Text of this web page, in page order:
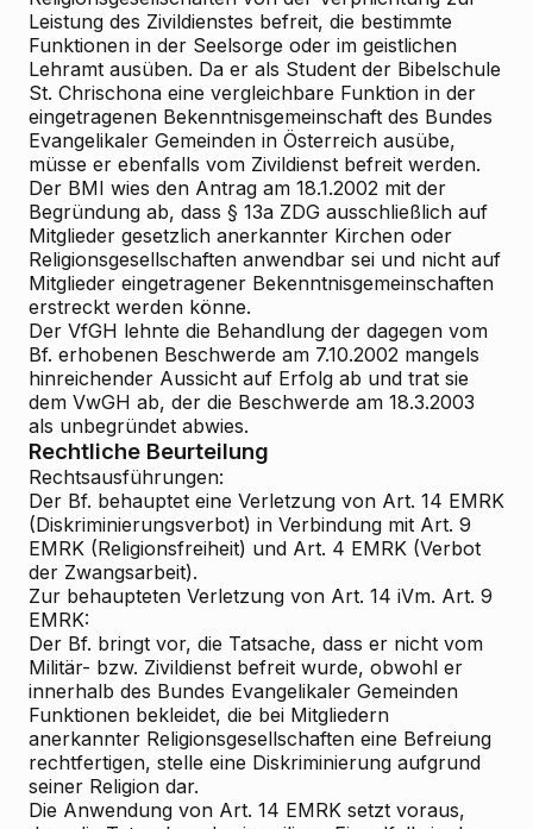
Leistung des Zivildienstes befreit, die bestimmte
Funktionen in der Seelsorge oder im geistlichen
Lehramt ausüben. Da er als Student der Bibelschule
St. Chrischona eine vergleichbare Funktion in der
eingetragenen Bekenntnisgemeinschaft des Bundes
Evangelikaler Gemeinden in Österreich ausübe,
müsse er ebenfalls vom Zivildienst befreit werden.
Der BMI wies den Antrag am 18.1.2002 mit der
Begründung ab, dass § 13a ZDG ausschließlich auf
Mitglieder gesetzlich anerkannter Kirchen oder
Religionsgesellschaften anwendbar sei und nicht auf
Mitglieder eingetragener Bekenntnisgemeinschaften
erstreckt werden könne.
Der VfGH lehnte die Behandlung der dagegen vom
Bf. erhobenen Beschwerde am 7.10.2002 mangels
hinreichender Aussicht auf Erfolg ab und trat sie
dem VwGH ab, der die Beschwerde am 18.3.2003
als unbegründet abwies.
Rechtliche Beurteilung
Rechtsausführungen:
Der Bf. behauptet eine Verletzung von Art. 14 EMRK
(Diskriminierungsverbot) in Verbindung mit Art. 9
EMRK (Religionsfreiheit) und Art. 4 EMRK (Verbot
der Zwangsarbeit).
Zur behaupteten Verletzung von Art. 14 iVm. Art. 9
EMRK:
Der Bf. bringt vor, die Tatsache, dass er nicht vom
Militär- bzw. Zivildienst befreit wurde, obwohl er
innerhalb des Bundes Evangelikaler Gemeinden
Funktionen bekleidet, die bei Mitgliedern
anerkannter Religionsgesellschaften eine Befreiung
rechtfertigen, stelle eine Diskriminierung aufgrund
seiner Religion dar.
Die Anwendung von Art. 14 EMRK setzt voraus,